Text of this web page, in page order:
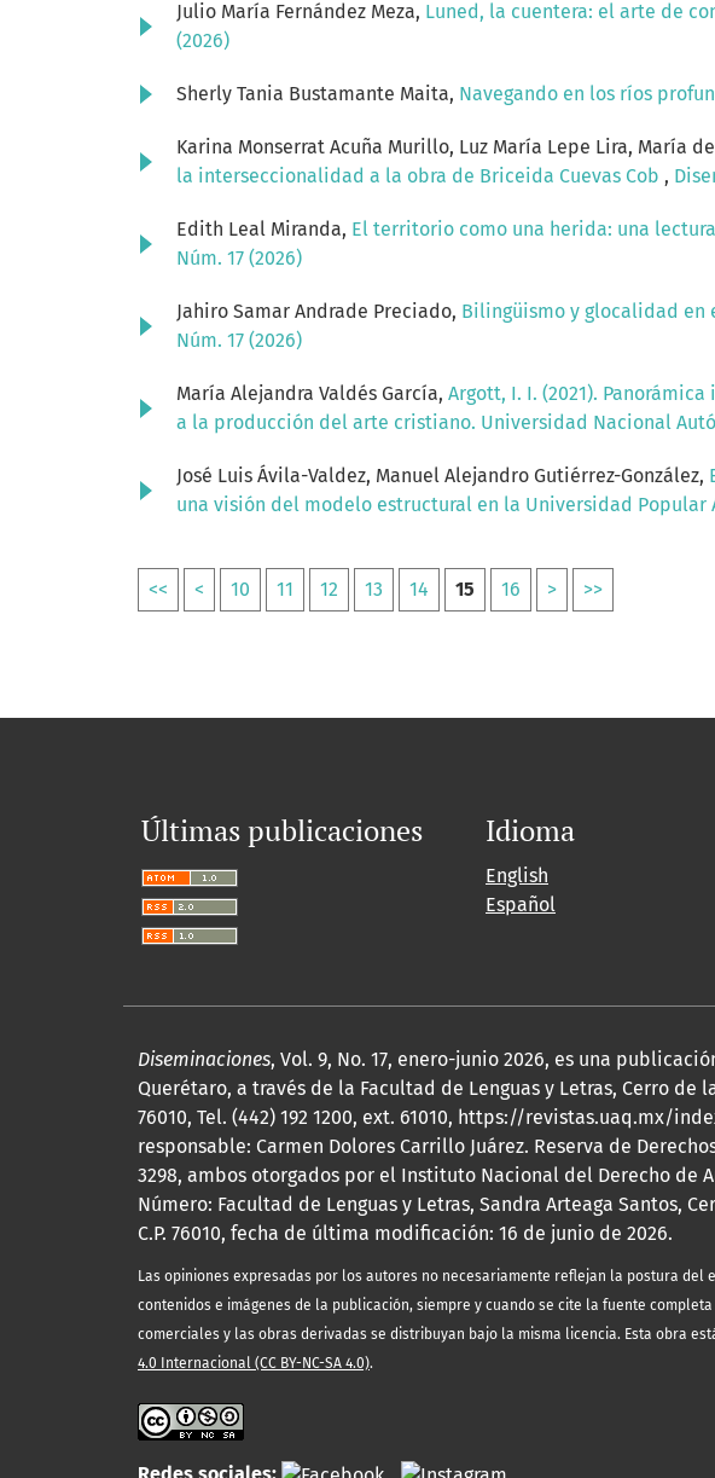
Julio María Fernández Meza, Luned, la cuentera: el arte de
(2026)
Sherly Tania Bustamante Maita, Navegando en los ríos
Karina Monserrat Acuña Murillo, Luz María Lepe Lira, María
la interseccionalidad a la obra de Briceida Cuevas Cob ,
Edith Leal Miranda, El territorio como una herida: una
Núm. 17 (2026)
Jahiro Samar Andrade Preciado, Bilingüismo y glocalidad en
Núm. 17 (2026)
María Alejandra Valdés García, Argott, I. I. (2021).
a la producción del arte cristiano. Universidad Nacional
José Luis Ávila-Valdez, Manuel Alejandro Gutiérrez-González,
una visión del modelo estructural en la Universidad Popular
<< < 10 11 12 13 14 15 16 > >>
Últimas publicaciones Idioma
English
Español
Diseminaciones, Vol. 9, No. 17, enero-junio 2026, es una
Querétaro, a través de la Facultad de Lenguas y Letras, Cerro de
76010, Tel. (442) 192 1200, ext. 61010, https://revistas.uaq.mx/
responsable: Carmen Dolores Carrillo Juárez. Reserva de
3298, ambos otorgados por el Instituto Nacional del Derecho de
Número: Facultad de Lenguas y Letras, Sandra Arteaga Santos,
C.P. 76010, fecha de última modificación: 16 de junio de 2026.
Las opiniones expresadas por los autores no necesariamente reflejan la postura
contenidos e imágenes de la publicación, siempre y cuando se cite la fuente
comerciales y las obras derivadas se distribuyan bajo la misma licencia. Esta obra
4.0 Internacional (CC BY-NC-SA 4.0).